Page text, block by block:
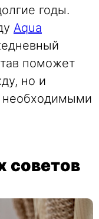
годы.
Aqua
поможет
но и
необходимыми
советов
и после застолья